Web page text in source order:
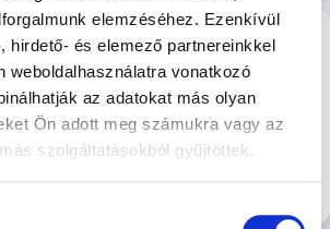
elemzéséhez. Ezenkívül
hirdető- és elemező partnereinkkel
weboldalhasználatra vonatkozó
az adatokat más olyan
Ön adott meg számukra vagy az
szolgáltatásokból gyűjtöttek.
klub a Népszigeten - 08.15.
a Hajógyári Kutyasulin
14:00
7.500 Ft